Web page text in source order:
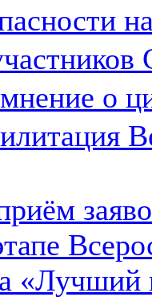
о
«Лучший